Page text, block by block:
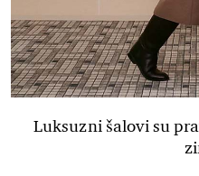
Luksuzni šalovi su